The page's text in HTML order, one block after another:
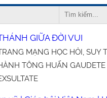
Search
GIỮA ĐỜI VUI
MẠNG HỌC HỎI, SUY
TÔNG HUẤN GAUDETE